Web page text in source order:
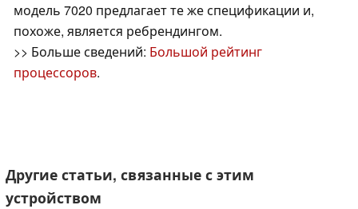
модель 7020 предлагает те же спецификации и,
похоже, является ребрендингом.
>> Больше сведений: Большой рейтинг
процессоров.
Другие статьи, связанные с этим
устройством